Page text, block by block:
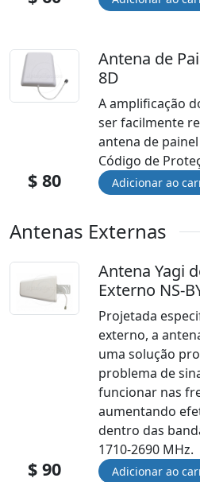
Antena de
8D
A amplificação
ser facilmente
antena de
Código de
$ 80
Antenas Externas
Antena Yagi
Externo NS-
Projetada
externo, a
uma solução
problema de
funcionar nas
aumentando
dentro das
1710-2690 MHz.
$ 90